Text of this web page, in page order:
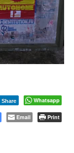
Share Whatsapp
Email Print